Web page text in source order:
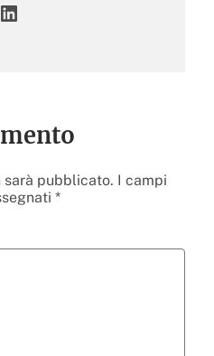
LinkedIn
sarà pubblicato. I campi
*